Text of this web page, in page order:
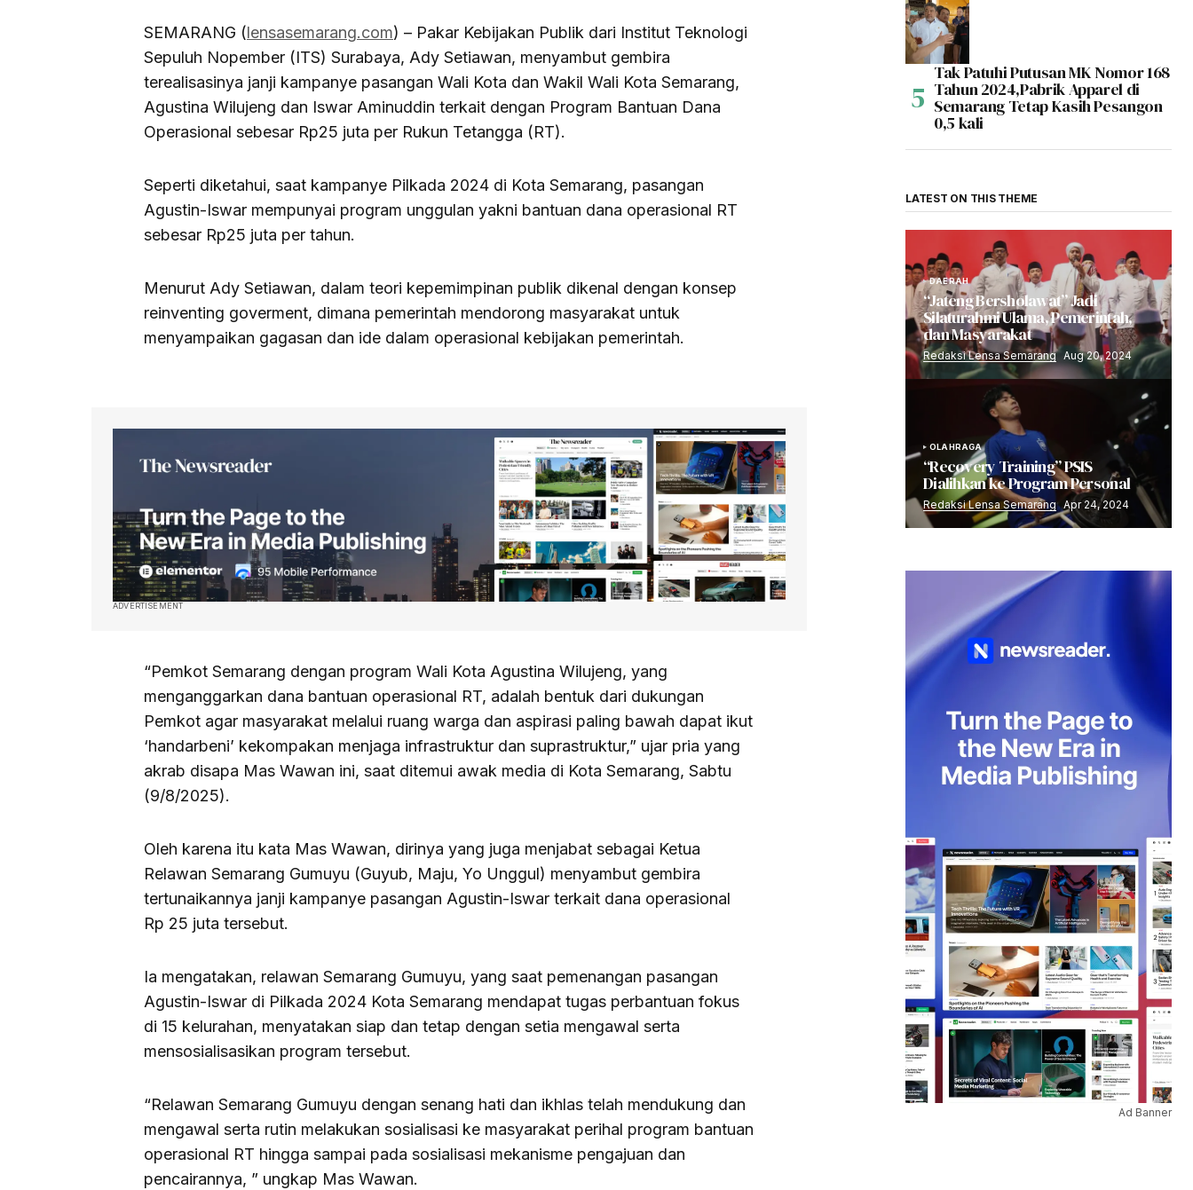
SEMARANG (lensasemarang.com) – Pakar Kebijakan Publik dari Institut Teknologi
Sepuluh Nopember (ITS) Surabaya, Ady Setiawan, menyambut gembira
terealisasinya janji kampanye pasangan Wali Kota dan Wakil Wali Kota Semarang,
Agustina Wilujeng dan Iswar Aminuddin terkait dengan Program Bantuan Dana
Operasional sebesar Rp25 juta per Rukun Tetangga (RT).
Seperti diketahui, saat kampanye Pilkada 2024 di Kota Semarang, pasangan
Agustin-Iswar mempunyai program unggulan yakni bantuan dana operasional RT
sebesar Rp25 juta per tahun.
Menurut Ady Setiawan, dalam teori kepemimpinan publik dikenal dengan konsep
reinventing goverment, dimana pemerintah mendorong masyarakat untuk
menyampaikan gagasan dan ide dalam operasional kebijakan pemerintah.
ADVERTISEMENT
“Pemkot Semarang dengan program Wali Kota Agustina Wilujeng, yang
menganggarkan dana bantuan operasional RT, adalah bentuk dari dukungan
Pemkot agar masyarakat melalui ruang warga dan aspirasi paling bawah dapat ikut
‘handarbeni’ kekompakan menjaga infrastruktur dan suprastruktur,” ujar pria yang
akrab disapa Mas Wawan ini, saat ditemui awak media di Kota Semarang, Sabtu
(9/8/2025).
Oleh karena itu kata Mas Wawan, dirinya yang juga menjabat sebagai Ketua
Relawan Semarang Gumuyu (Guyub, Maju, Yo Unggul) menyambut gembira
tertunaikannya janji kampanye pasangan Agustin-Iswar terkait dana operasional
Rp 25 juta tersebut.
Ia mengatakan, relawan Semarang Gumuyu, yang saat pemenangan pasangan
Agustin-Iswar di Pilkada 2024 Kota Semarang mendapat tugas perbantuan fokus
di 15 kelurahan, menyatakan siap dan tetap dengan setia mengawal serta
mensosialisasikan program tersebut.
“Relawan Semarang Gumuyu dengan senang hati dan ikhlas telah mendukung dan
mengawal serta rutin melakukan sosialisasi ke masyarakat perihal program bantuan
operasional RT hingga sampai pada sosialisasi mekanisme pengajuan dan
pencairannya, ” ungkap Mas Wawan.
Tak Patuhi Putusan MK Nomor 168
Tahun 2024,Pabrik Apparel di
Semarang Tetap Kasih Pesangon
0,5 kali
LATEST ON THIS THEME
DAERAH
“Jateng Bersholawat” Jadi
Silaturahmi Ulama, Pemerintah,
dan Masyarakat
Redaksi Lensa Semarang Aug 20, 2024
OLAHRAGA
“Recovery Training” PSIS
Dialihkan ke Program Personal
Redaksi Lensa Semarang Apr 24, 2024
Ad Banner